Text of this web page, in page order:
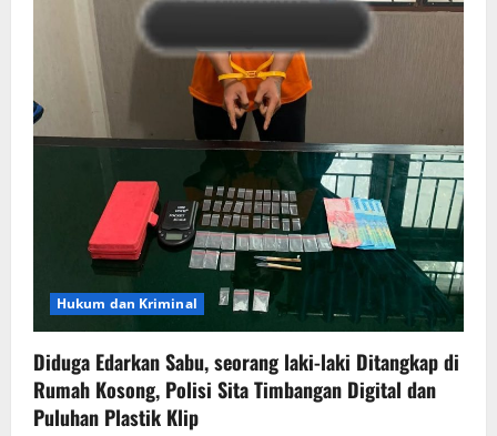
Hukum dan Kriminal
Diduga Edarkan Sabu, seorang laki-laki Ditangkap di
Rumah Kosong, Polisi Sita Timbangan Digital dan
Puluhan Plastik Klip